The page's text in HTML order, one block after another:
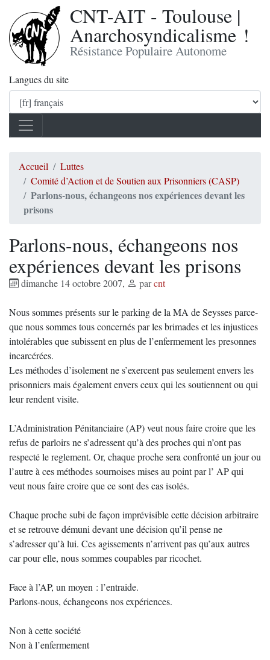
CNT-AIT - Toulouse |
Anarchosyndicalisme !
Résistance Populaire Autonome
Langues du site
Accueil
Luttes
Comité d’Action et de Soutien aux Prisonniers (CASP)
Parlons-nous, échangeons nos expériences devant les
prisons
Parlons-nous, échangeons nos
expériences devant les prisons
dimanche 14 octobre 2007, parcnt
Nous sommes présents sur le parking de la MA de Seysses parce-
que nous sommes tous concernés par les brimades et les injustices
intolérables que subissent en plus de l’enfermement les presonnes
incarcérées.
Les méthodes d’isolement ne s’exercent pas seulement envers les
prisonniers mais également envers ceux qui les soutiennent ou qui
leur rendent visite.
L’Administration Pénitanciaire (AP) veut nous faire croire que les
refus de parloirs ne s’adressent qu’à des proches qui n’ont pas
respecté le reglement. Or, chaque proche sera confronté un jour ou
l’autre à ces méthodes sournoises mises au point par l’ AP qui
veut nous faire croire que ce sont des cas isolés.
Chaque proche subi de façon imprévisible cette décision arbitraire
et se retrouve démuni devant une décision qu’il pense ne
s’adresser qu’à lui. Ces agissements n’arrivent pas qu’aux autres
car pour elle, nous sommes coupables par ricochet.
Face à l’AP, un moyen : l’entraide.
Parlons-nous, échangeons nos expériences.
Non à cette société
Non à l’enfermement